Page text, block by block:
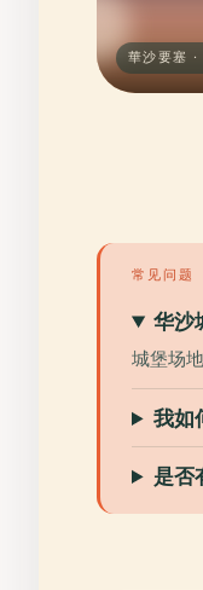
華沙要塞 ·
常见问题
华沙
城堡场
我如
是否